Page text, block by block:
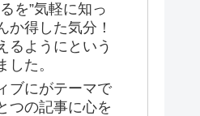
を”気軽に知っ
か得した気分！
るようにという
した。
ブにがテーマで
つの記事に心を